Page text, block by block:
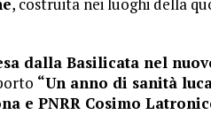
dalla Basilicata nel
“Un anno di sanità
e PNRR Cosimo